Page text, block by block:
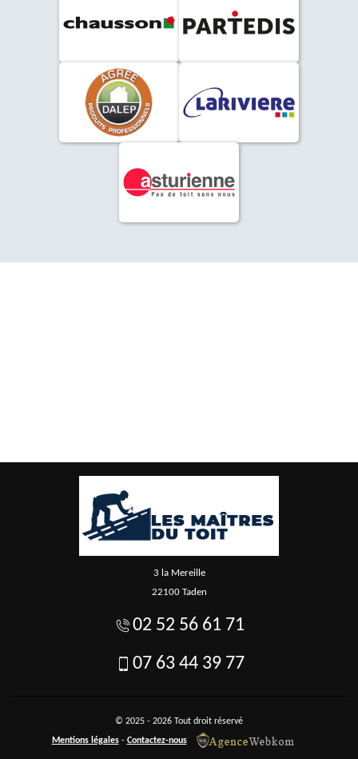
3 la Mereille
22100 Taden
02 52 56 61 71
07 63 44 39 77
© 2025 - 2026 Tout droit réservé
Mentions légales- Contactez-nous